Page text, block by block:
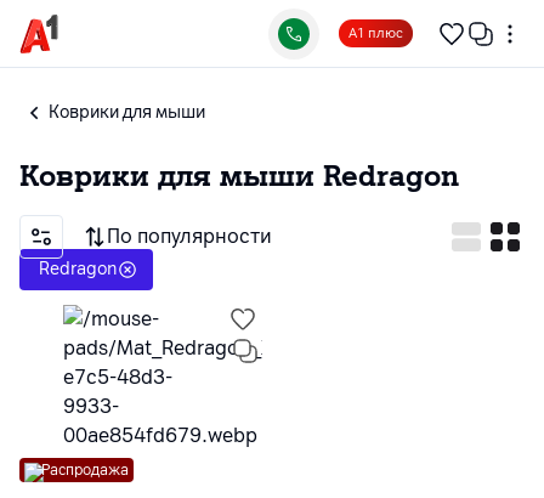
А1 плюс
Коврики для мыши
Коврики для мыши Redragon
По популярности
Redragon
Распродажа